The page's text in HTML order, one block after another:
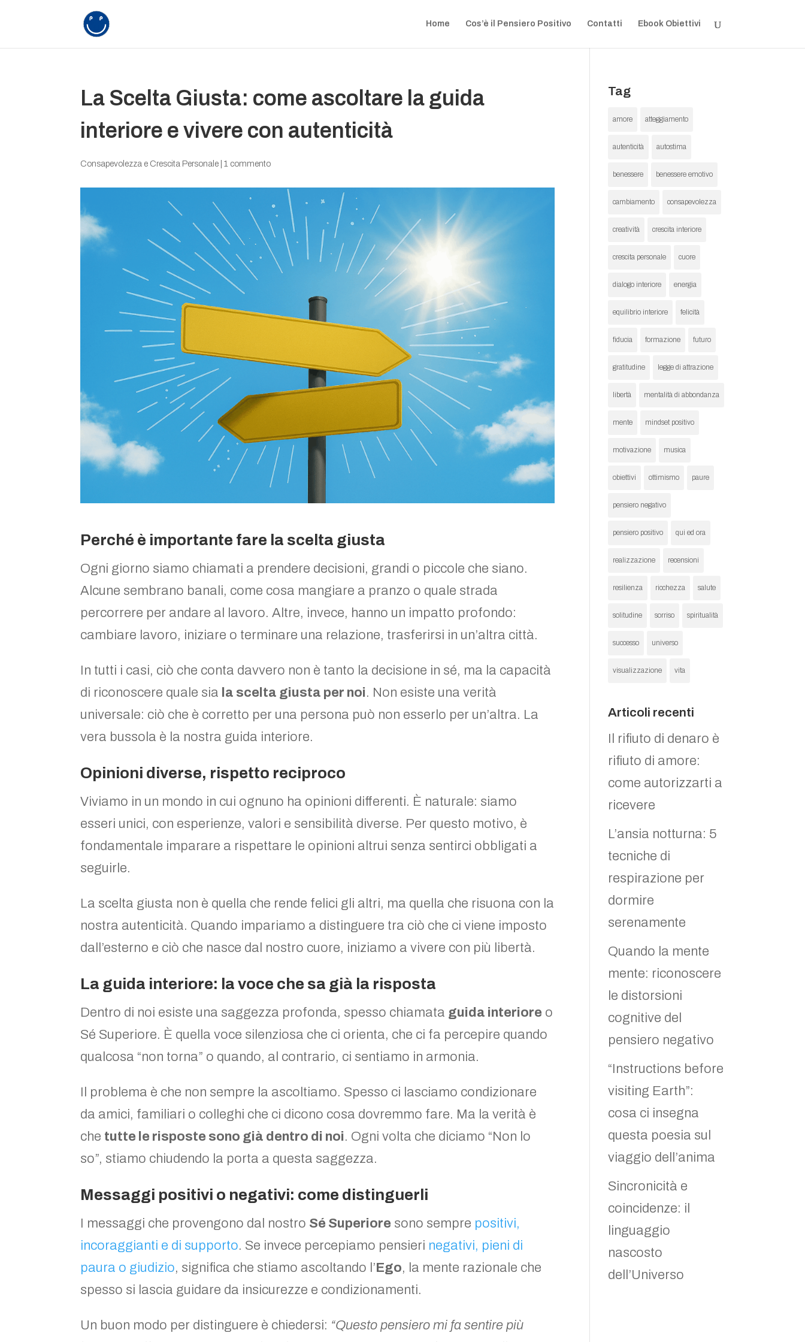
Home Cos’è il Pensiero Positivo Contatti Ebook Obiettivi
La Scelta Giusta: come ascoltare la guida
interiore e vivere con autenticità
Consapevolezza e Crescita Personale |1 commento
Perché è importante fare la scelta giusta
Ogni giorno siamo chiamati a prendere decisioni, grandi o piccole che siano.
Alcune sembrano banali, come cosa mangiare a pranzo o quale strada
percorrere per andare al lavoro. Altre, invece, hanno un impatto profondo:
cambiare lavoro, iniziare o terminare una relazione, trasferirsi in un’altra città.
In tutti i casi, ciò che conta davvero non è tanto la decisione in sé, ma la capacità
di riconoscere quale sia la scelta giusta per noi. Non esiste una verità
universale: ciò che è corretto per una persona può non esserlo per un’altra. La
vera bussola è la nostra guida interiore.
Opinioni diverse, rispetto reciproco
Viviamo in un mondo in cui ognuno ha opinioni differenti. È naturale: siamo
esseri unici, con esperienze, valori e sensibilità diverse. Per questo motivo, è
fondamentale imparare a rispettare le opinioni altrui senza sentirci obbligati a
seguirle.
La scelta giusta non è quella che rende felici gli altri, ma quella che risuona con la
nostra autenticità. Quando impariamo a distinguere tra ciò che ci viene imposto
dall’esterno e ciò che nasce dal nostro cuore, iniziamo a vivere con più libertà.
La guida interiore: la voce che sa già la risposta
Dentro di noi esiste una saggezza profonda, spesso chiamata guida interiore o
Sé Superiore. È quella voce silenziosa che ci orienta, che ci fa percepire quando
qualcosa “non torna” o quando, al contrario, ci sentiamo in armonia.
Il problema è che non sempre la ascoltiamo. Spesso ci lasciamo condizionare
da amici, familiari o colleghi che ci dicono cosa dovremmo fare. Ma la verità è
che tutte le risposte sono già dentro di noi. Ogni volta che diciamo “Non lo
so”, stiamo chiudendo la porta a questa saggezza.
Messaggi positivi o negativi: come distinguerli
I messaggi che provengono dal nostro Sé Superiore sono sempre positivi,
incoraggianti e di supporto. Se invece percepiamo pensieri negativi, pieni di
paura o giudizio, significa che stiamo ascoltando l’ Ego, la mente razionale che
spesso si lascia guidare da insicurezze e condizionamenti.
Un buon modo per distinguere è chiedersi: “Questo pensiero mi fa sentire più
Tag
amore atteggiamento
autenticità autostima
benessere benessere emotivo
cambiamento consapevolezza
creatività crescita interiore
crescita personale cuore
dialogo interiore energia
equilibrio interiore felicità
fiducia formazione futuro
gratitudine legge di attrazione
libertà mentalità di abbondanza
mente mindset positivo
motivazione musica
obiettivi ottimismo paure
pensiero negativo
pensiero positivo qui ed ora
realizzazione recensioni
resilienza ricchezza salute
solitudine sorriso spiritualità
successo universo
visualizzazione vita
Articoli recenti
Il rifiuto di denaro è
rifiuto di amore:
come autorizzarti a
ricevere
L’ansia notturna: 5
tecniche di
respirazione per
dormire
serenamente
Quando la mente
mente: riconoscere
le distorsioni
cognitive del
pensiero negativo
“Instructions before
visiting Earth”:
cosa ci insegna
questa poesia sul
viaggio dell’anima
Sincronicità e
coincidenze: il
linguaggio
nascosto
dell’Universo